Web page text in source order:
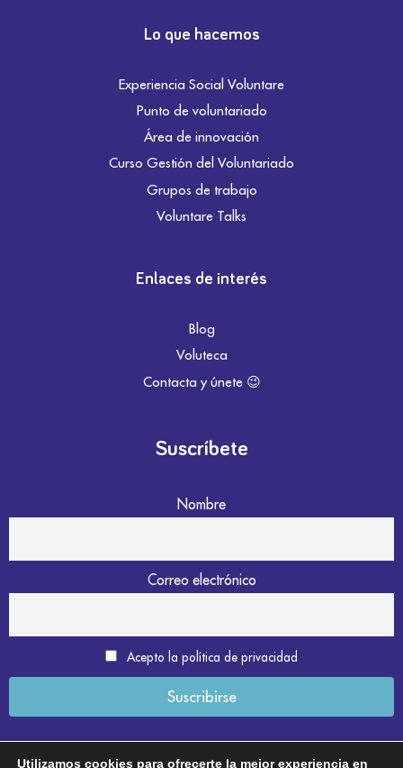
Lo que hacemos
Experiencia Social Voluntare
Punto de voluntariado
Área de innovación
Curso Gestión del Voluntariado
Grupos de trabajo
Voluntare Talks
Enlaces de interés
Blog
Voluteca
Contacta y únete 😉
Suscríbete
Nombre
Correo electrónico
Acepto la política de privacidad
Utilizamos cookies para ofrecerte la mejor experiencia en